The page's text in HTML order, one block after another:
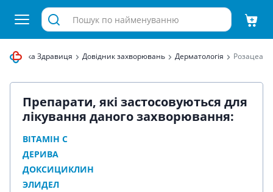
аптека Здравиця Довідник захворювань Дерматологія Розацеа
Препарати, які застосовуються для
лікування даного захворювання:
ВІТАМІН С
ДЕРИВА
ДОКСИЦИКЛИН
ЭЛИДЕЛ